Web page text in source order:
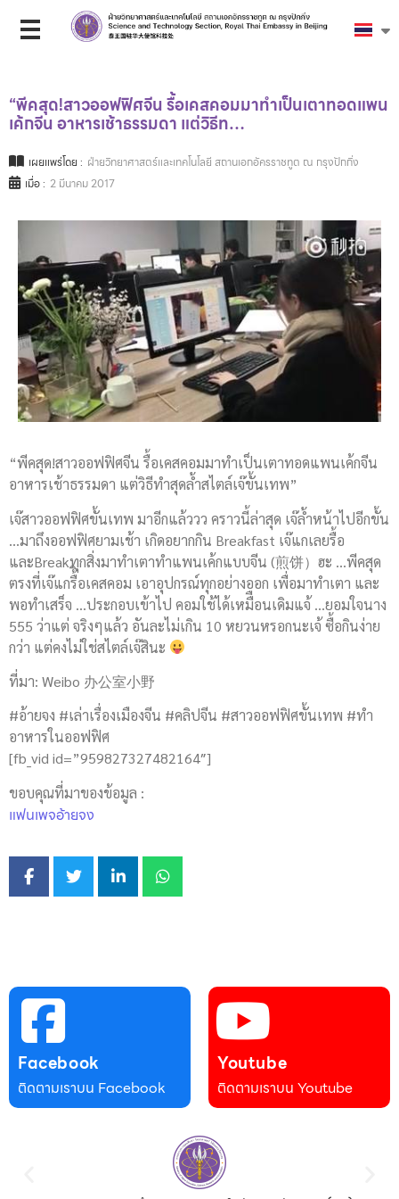
“พีคสุด!สาวออฟฟิศจีน รื้อเคสคอมมาทำเป็นเตาทอดแพน
เค้กจีน อาหารเช้าธรรมดา แต่วิธีท…
เผยแพร่โดย : ฝ่ายวิทยาศาสตร์และเทคโนโลยี สถานเอกอัครราชทูต ณ กรุงปักกิ่ง
เมื่อ : 2 มีนาคม 2017
“พีคสุด!สาวออฟฟิศจีน รื้อเคสคอมมาทำเป็นเตาทอดแพนเค้กจีน
อาหารเช้าธรรมดา แต่วิธีทำสุดล้ำสไตล์เจ๊ขั้นเทพ”
เจ๊สาวออฟฟิศขั้นเทพ มาอีกแล้ววว คราวนี้ล่าสุด เจ๊ล้ำหน้าไปอีกขั้น
…มาถึงออฟฟิศยามเช้า เกิดอยากกิน Breakfast เจ๊แกเลยรื้อ
และBreakทุกสิ่งมาทำเตาทำแพนเค้กแบบจีน (煎饼）ฮะ …พีคสุด
ตรงที่เจ๊แกรื้ิอเคสคอม เอาอุปกรณ์ทุกอย่างออก เพื่อมาทำเตา และ
พอทำเสร็จ …ประกอบเข้าไป คอมใช้ได้เหมืือนเดิมแจ้ …ยอมใจนาง
555 ว่าแต่ จริงๆแล้ว อันละไม่เกิน 10 หยวนหรอกนะเจ้ ซื้อกินง่าย
กว่า แต่คงไม่ใช่สไตล์เจ๊สินะ
ที่มา: Weibo 办公室小野
#อ้ายจง #เล่าเรื่องเมืองจีน #คลิปจีน #สาวออฟฟิศขั้นเทพ #ทำ
อาหารในออฟฟิศ
[fb_vid id=”959827327482164″]
ขอบคุณที่มาของข้อมูล :
แฟนเพจอ้ายจง
Facebook
ติดตามเราบน Facebook
Youtube
ติดตามเราบน Youtube